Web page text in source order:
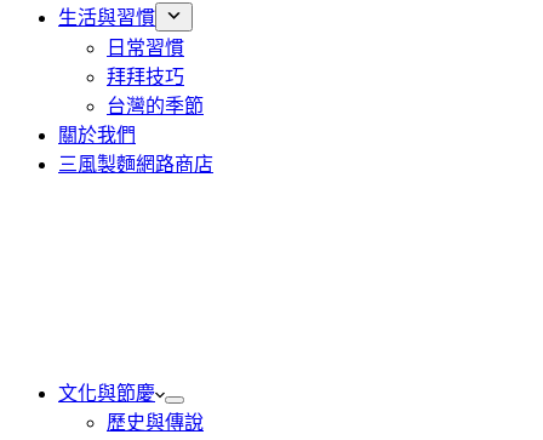
生活與習慣
日常習慣
拜拜技巧
台灣的季節
關於我們
三風製麵網路商店
文化與節慶
歷史與傳說